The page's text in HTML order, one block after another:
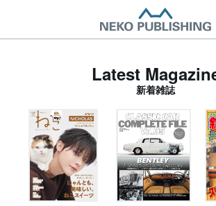
Latest
新着雑誌